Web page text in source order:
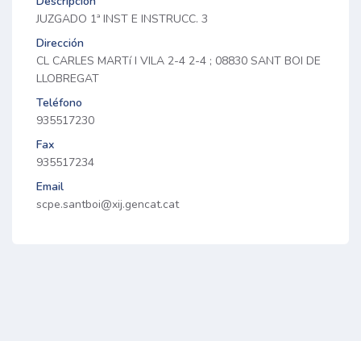
JUZGADO 1ª INST E INSTRUCC. 3
Dirección
CL CARLES MARTí I VILA 2-4 2-4 ; 08830 SANT BOI DE
LLOBREGAT
Teléfono
935517230
Fax
935517234
Email
scpe.santboi@xij.gencat.cat